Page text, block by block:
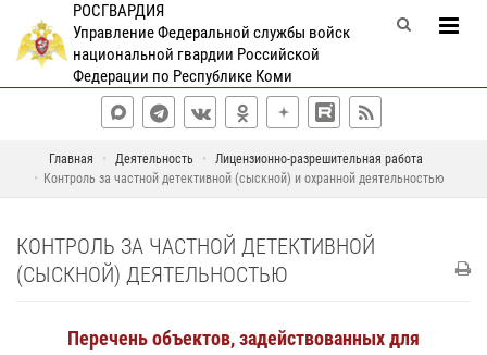
РОСГВАРДИЯ
Управление Федеральной службы войск
национальной гвардии Российской
Федерации по Республике Коми
Главная Деятельность
Лицензионно-разрешительная работа
Контроль за частной детективной (сыскной) и охранной деятельностью
КОНТРОЛЬ ЗА ЧАСТНОЙ ДЕТЕКТИВНОЙ
(СЫСКНОЙ) ДЕЯТЕЛЬНОСТЬЮ
Перечень объектов, задействованных для